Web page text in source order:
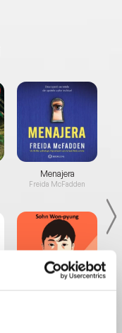
Menajera
Freida McFadden